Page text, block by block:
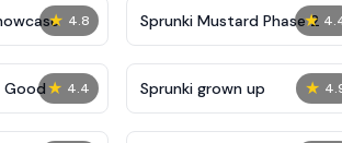
★ 4.8 ★
Sprunki Mustard Phase 2
★ 4.4
Good ★
Sprunki grown up